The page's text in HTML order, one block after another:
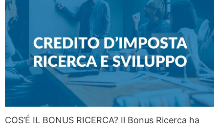
COS’É IL BONUS RICERCA? Il Bonus Ricerca ha